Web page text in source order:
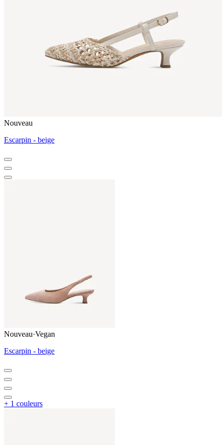
Nouveau
Escarpin - beige
Nouveau·Vegan
Escarpin - beige
+ 1 couleurs